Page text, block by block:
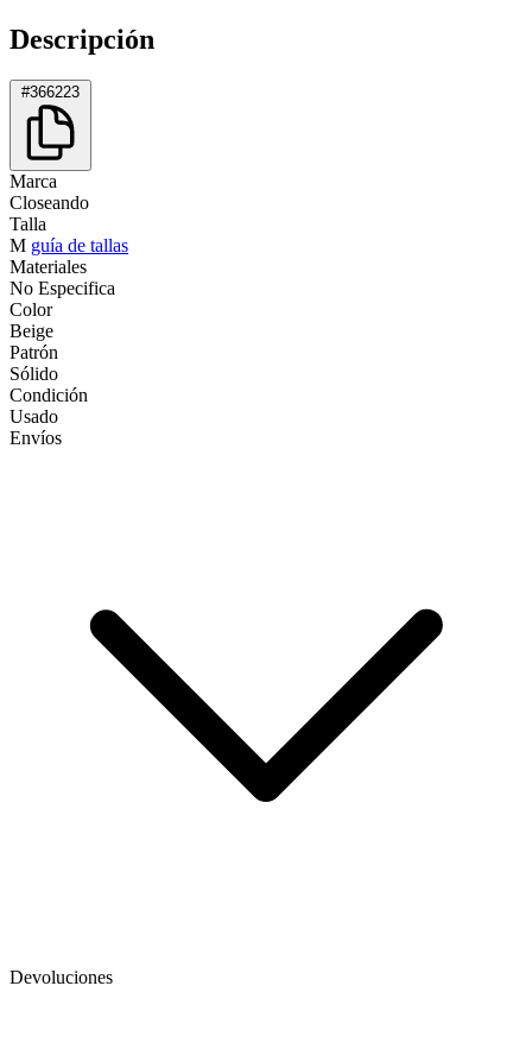
Descripción
#366223
Marca
Closeando
Talla
M guía de tallas
Materiales
No Especifica
Color
Beige
Patrón
Sólido
Condición
Usado
Envíos
Devoluciones